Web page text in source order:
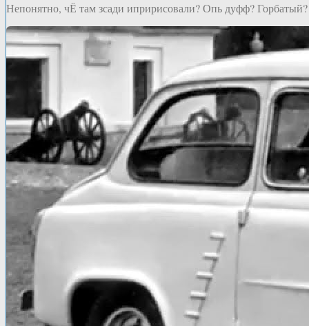
Непонятно, чЁ там зсади ипририсовали? Опь дуфф? Горбатый?